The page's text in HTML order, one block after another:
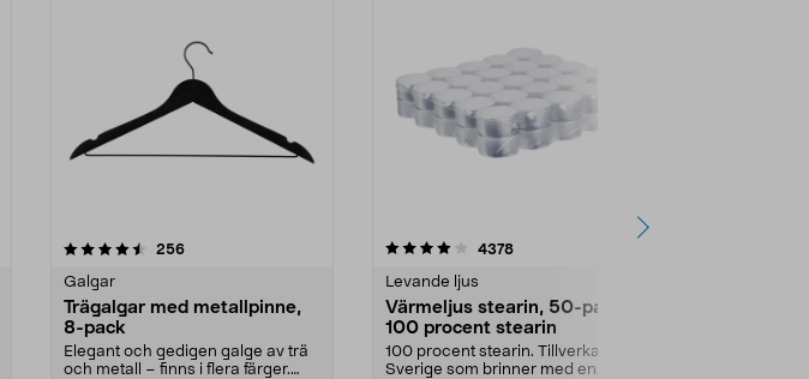
256recensioner
Galgar
Trägalgar med metallpinne,
8-pack
Elegant och gedigen galge av trä
och metall – finns i flera färger.
4.0av 5 stjärnor 4378recensioner
Levande ljus
Värmeljus stearin, 50-pack,
100 procent stearin
100 procent stearin. Tillverkade i
Sverige som brinner med en
4.5av 5 stjärnor